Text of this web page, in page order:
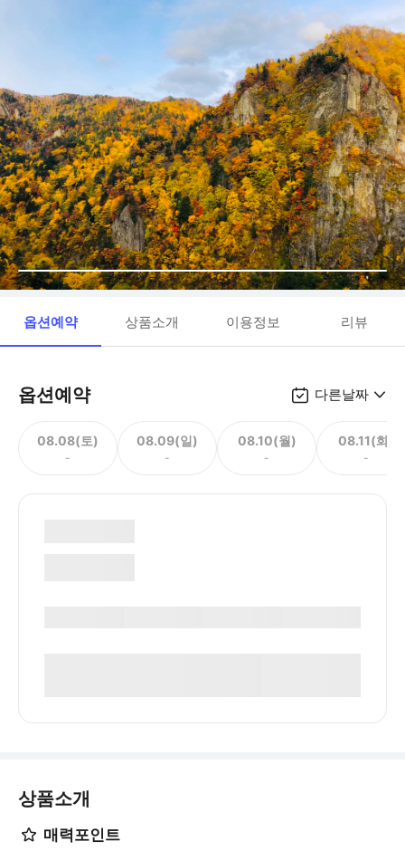
옵션예약 상품소개 이용정보 리뷰
옵션예약 다른날짜
08.08(토)
-
08.09(일)
-
08.10(월)
-
08.11(화)
-
상품소개
매력포인트